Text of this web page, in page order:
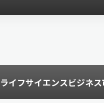
ライフサイエンスビジネス